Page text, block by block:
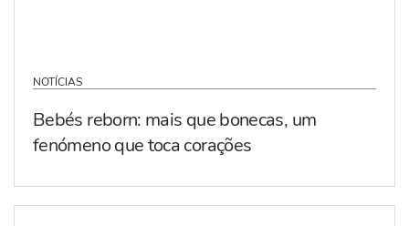
NOTÍCIAS
Bebés reborn: mais que bonecas, um
fenómeno que toca corações